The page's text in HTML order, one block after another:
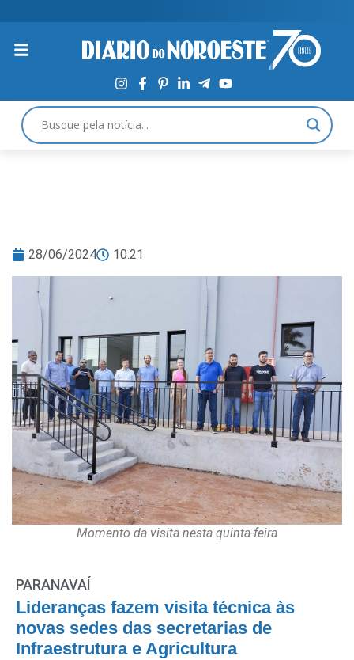
28/06/2024 10:21
Momento da visita nesta quinta-feira
PARANAVAÍ
Lideranças fazem visita técnica às
novas sedes das secretarias de
Infraestrutura e Agricultura